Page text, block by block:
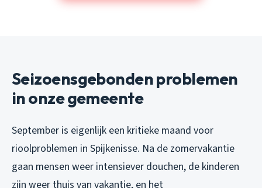
Seizoensgebonden problemen
in onze gemeente
September is eigenlijk een kritieke maand voor
rioolproblemen in Spijkenisse. Na de zomervakantie
gaan mensen weer intensiever douchen, de kinderen
zijn weer thuis van vakantie, en het